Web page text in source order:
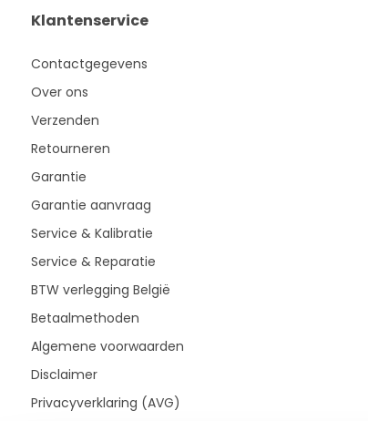
Klantenservice
Contactgegevens
Over ons
Verzenden
Retourneren
Garantie
Garantie aanvraag
Service & Kalibratie
Service & Reparatie
BTW verlegging België
Betaalmethoden
Algemene voorwaarden
Disclaimer
Privacyverklaring (AVG)